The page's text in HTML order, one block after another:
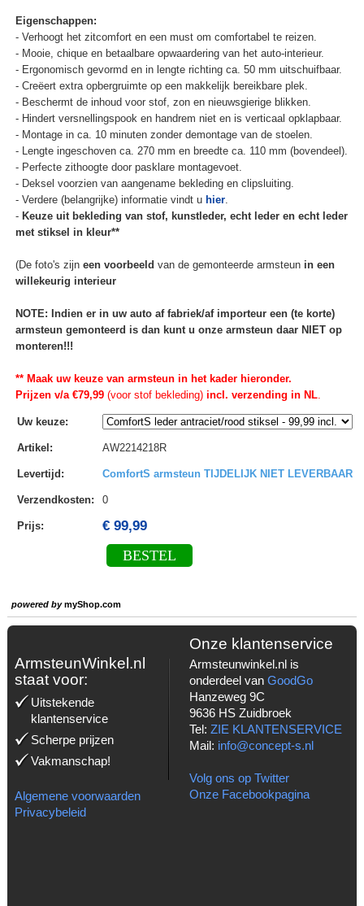
Eigenschappen:
- Verhoogt het zitcomfort en een must om comfortabel te reizen.
- Mooie, chique en betaalbare opwaardering van het auto-interieur.
- Ergonomisch gevormd en in lengte richting ca. 50 mm uitschuifbaar.
- Creëert extra opbergruimte op een makkelijk bereikbare plek.
- Beschermt de inhoud voor stof, zon en nieuwsgierige blikken.
- Hindert versnellingspook en handrem niet en is verticaal opklapbaar.
- Montage in ca. 10 minuten zonder demontage van de stoelen.
- Lengte ingeschoven ca. 270 mm en breedte ca. 110 mm (bovendeel).
- Perfecte zithoogte door pasklare montagevoet.
- Deksel voorzien van aangename bekleding en clipsluiting.
- Verdere (belangrijke) informatie vindt u hier.
- Keuze uit bekleding van stof, kunstleder, echt leder en echt leder
met stiksel in kleur**
(De foto's zijn een voorbeeld van de gemonteerde armsteun in een
willekeurig interieur
NOTE: Indien er in uw auto af fabriek/af importeur een (te korte)
armsteun gemonteerd is dan kunt u onze armsteun daar NIET op
monteren!!!
** Maak uw keuze van armsteun in het kader hieronder.
Prijzen v/a €79,99(voor stof bekleding)incl. verzending in NL.
Uw keuze:
Artikel : AW2214218R
Levertijd : ComfortS armsteun TIJDELIJK NIET LEVERBAAR
Verzendkosten: 0
Prijs: € 99,99
BESTEL
powered bymyShop.com
ArmsteunWinkel.nl
staat voor:
Uitstekende
klantenservice
Scherpe prijzen
Vakmanschap!
Algemene voorwaarden
Privacybeleid
Onze klantenservice
Armsteunwinkel.nl is
onderdeel van GoodGo
Hanzeweg 9C
9636 HS Zuidbroek
Tel: ZIE KLANTENSERVICE
Mail: info@concept-s.nl
Volg ons op Twitter
Onze Facebookpagina